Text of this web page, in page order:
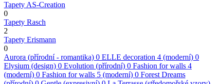
Tapety AS-Creation
0
Tapety Rasch
2
Tapety Erismann
0
Aurora (přírodní - romantika) 0 ELLE decoration 4 (moderní) 0
Elysium (design) 0 Evolution (přírodní) 0 Fashion for walls 4
(moderní) 0 Fashion for walls 5 (moderní) 0 Forest Dreams